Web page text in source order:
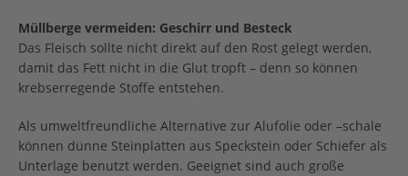
Müllberge vermeiden: Geschirr und Besteck
Das Fleisch sollte nicht direkt auf den Rost gelegt werden,
damit das Fett nicht in die Glut tropft – denn so können
krebserregende Stoffe entstehen.
Als umweltfreundliche Alternative zur Alufolie oder –schale
können dünne Steinplatten aus Speckstein oder Schiefer als
Unterlage benutzt werden. Geeignet sind auch große